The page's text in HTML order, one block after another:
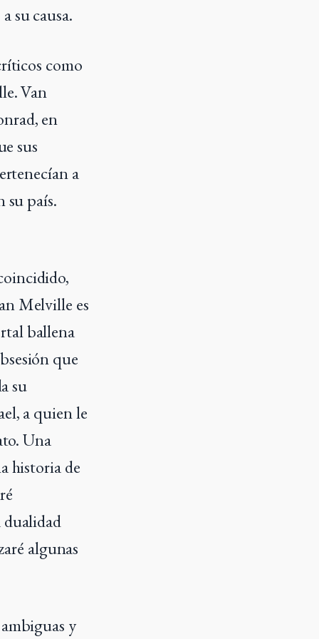
su causa.
como
Van
en
sus
a
su país.
Melville es
ballena
que
su
a quien le
Una
historia de
dualidad
algunas
y